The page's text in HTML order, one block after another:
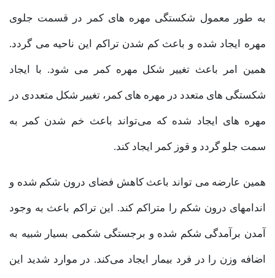
به طور معمول شکستگی مهره های کمر در قسمت جلوی
مهره ایجاد شده و باعث کم شدن تراکم این ناحیه می گردد.
همین امر باعث تغییر شکل مهره کمر می شود. با ایجاد
شکستگی های متعدد در مهره های کمر، تغییر شکل متعددی در
مهره های ایجاد شده که می‌تواند باعث خم شدن کمر به
سمت جلو گردد و قوز کمر ایجاد کند.
همین عارضه می تواند باعث کاهش فضای درون شکم شده و
اندامهای درون شکم را متراکم کند. این تراکم باعث به وجود
آمدن برآمدگی شکم شده و برجستگی شکمی بسیار شبیه به
اضافه وزن را در فرد بیمار ایجاد می‌کند. در موارد شدید این